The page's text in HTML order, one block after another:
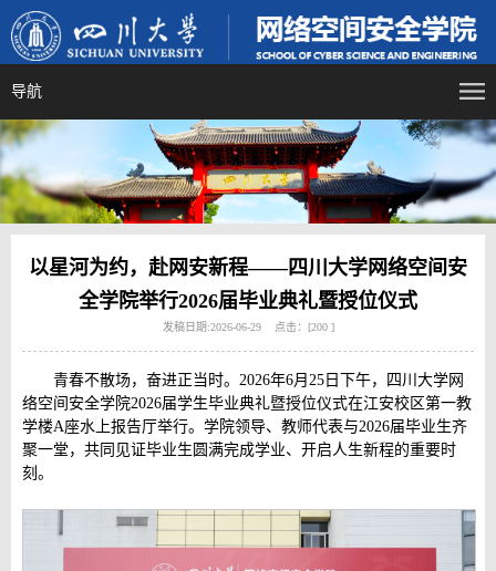
导航
以星河为约，赴网安新程——四川大学网络空间安
全学院举行2026届毕业典礼暨授位仪式
发稿日期:2026-06-29 点击：[200 ]
青春不散场，奋进正当时。2026年6月25日下午，四川大学网
络空间安全学院2026届学生毕业典礼暨授位仪式在江安校区第一教
学楼A座水上报告厅举行。学院领导、教师代表与2026届毕业生齐
聚一堂，共同见证毕业生圆满完成学业、开启人生新程的重要时
刻。